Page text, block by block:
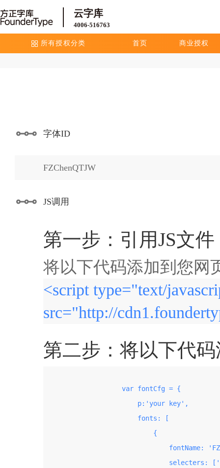
云字库
4006-516763
所有授权分类 首页 商业授权
字体ID
FZChenQTJW
JS调用
第一步：引用JS文件
将以下代码添加到您网
<script type="text/
src="http://
第二步：将以下代
                    var fontCfg = {
                        p:'your key',
                        fonts: [
                            {
fontName:
selecters: